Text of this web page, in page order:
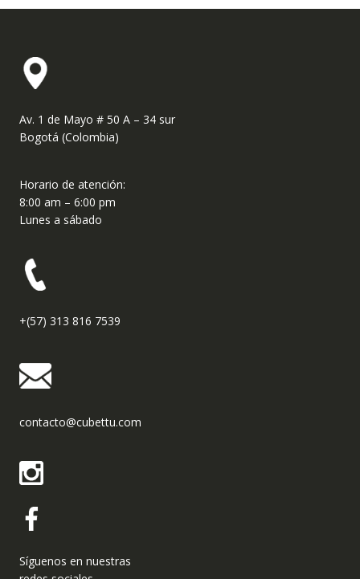
Av. 1 de Mayo # 50 A – 34 sur
Bogotá (Colombia)
Horario de atención:
8:00 am – 6:00 pm
Lunes a sábado
+(57) 313 816 7539
contacto@cubettu.com
Síguenos en nuestras